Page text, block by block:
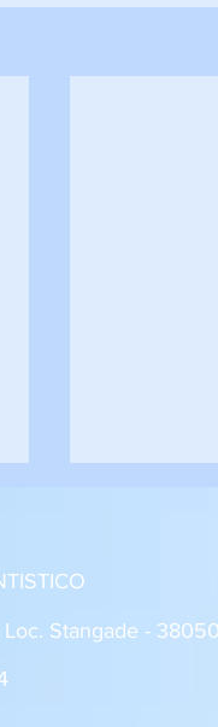
Stangade -